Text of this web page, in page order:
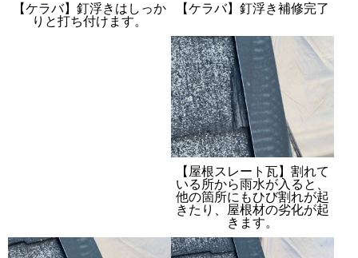
【ケラバ】釘浮きはしっか
りと打ち付けます。
【ケラバ】釘浮き補修完了
【屋根スレート瓦】割れて
いる所から雨水が入ると、
他の箇所にもひび割れが起
きたり、屋根材の劣化が起
きます。